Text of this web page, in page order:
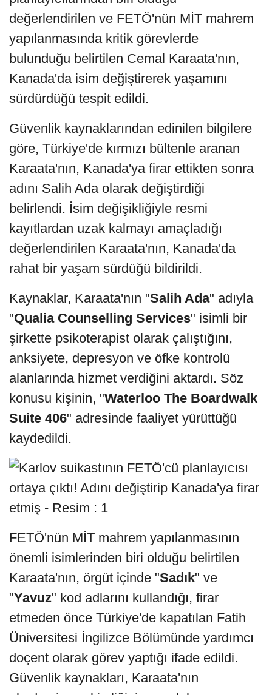
değerlendirilen ve FETÖ'nün MİT mahrem
yapılanmasında kritik görevlerde
bulunduğu belirtilen Cemal Karaata'nın,
Kanada'da isim değiştirerek yaşamını
sürdürdüğü tespit edildi.
Güvenlik kaynaklarından edinilen bilgilere
göre, Türkiye'de kırmızı bültenle aranan
Karaata'nın, Kanada'ya firar ettikten sonra
adını Salih Ada olarak değiştirdiği
belirlendi. İsim değişikliğiyle resmi
kayıtlardan uzak kalmayı amaçladığı
değerlendirilen Karaata'nın, Kanada'da
rahat bir yaşam sürdüğü bildirildi.
Kaynaklar, Karaata'nın "Salih Ada" adıyla
"Qualia Counselling Services" isimli bir
şirkette psikoterapist olarak çalıştığını,
anksiyete, depresyon ve öfke kontrolü
alanlarında hizmet verdiğini aktardı. Söz
konusu kişinin, "Waterloo The Boardwalk
Suite 406" adresinde faaliyet yürüttüğü
kaydedildi.
FETÖ'nün MİT mahrem yapılanmasının
önemli isimlerinden biri olduğu belirtilen
Karaata'nın, örgüt içinde "Sadık" ve
"Yavuz" kod adlarını kullandığı, firar
etmeden önce Türkiye'de kapatılan Fatih
Üniversitesi İngilizce Bölümünde yardımcı
doçent olarak görev yaptığı ifade edildi.
Güvenlik kaynakları, Karaata'nın